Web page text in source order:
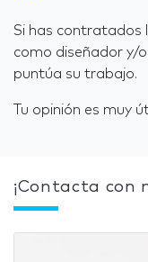
Si has contratados
como diseñador y/
puntúa su trabajo.
Tu opinión es muy
¡Contacta con